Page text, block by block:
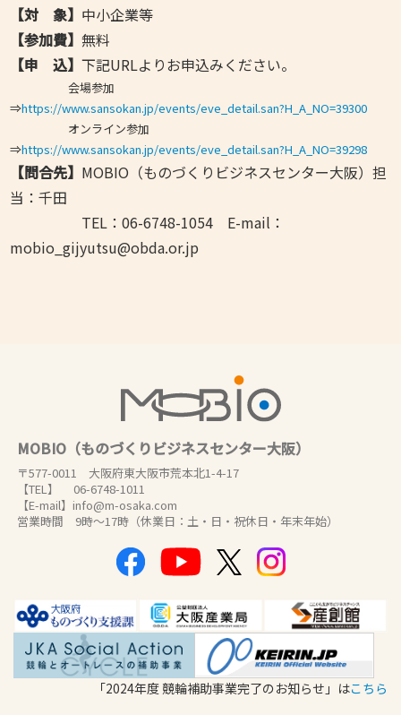
【対 象】 中小企業等
【参加費】無料
【申 込】下記URLよりお申込みください。
会場参加
⇒https://www.sansokan.jp/events/eve_detail.san?H_A_NO=39300
オンライン参加
⇒https://www.sansokan.jp/events/eve_detail.san?H_A_NO=39298
【問合先】 MOBIO（ものづくりビジネスセンター大阪）担
当：千田
TEL：06-6748-1054 E-mail：
mobio_gijyutsu@obda.or.jp
MOBIO（ものづくりビジネスセンター大阪）
〒577-0011 大阪府東大阪市荒本北1-4-17
【TEL】 06-6748-1011
【E-mail】info@m-osaka.com
営業時間 9時～17時（休業日：土・日・祝休日・年末年始）
「2024年度 競輪補助事業完了のお知らせ」はこちら